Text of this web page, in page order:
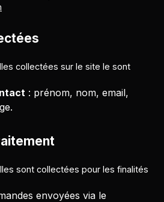
collectées sur le site le sont
: prénom, nom, email,
sont collectées pour les finalités
envoyées via le